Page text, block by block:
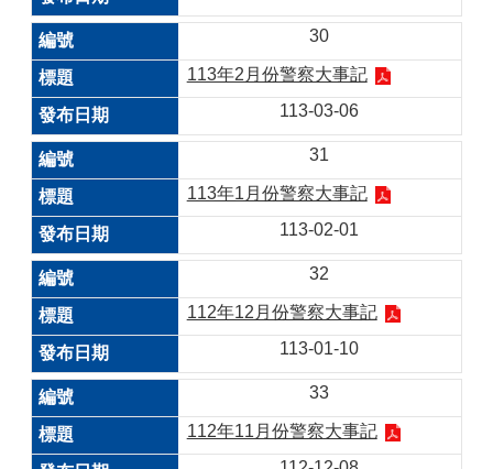
30
113年2月份警察大事記
113-03-06
31
113年1月份警察大事記
113-02-01
32
112年12月份警察大事記
113-01-10
33
112年11月份警察大事記